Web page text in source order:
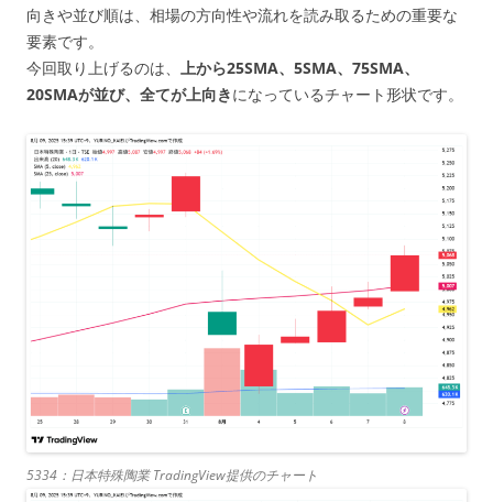
向きや並び順は、相場の方向性や流れを読み取るための重要な
要素です。
今回取り上げるのは、
上から25SMA、5SMA、75SMA、
20SMAが並び、全てが上向きになっているチャート形状です。
5334：日本特殊陶業 TradingView提供のチャート